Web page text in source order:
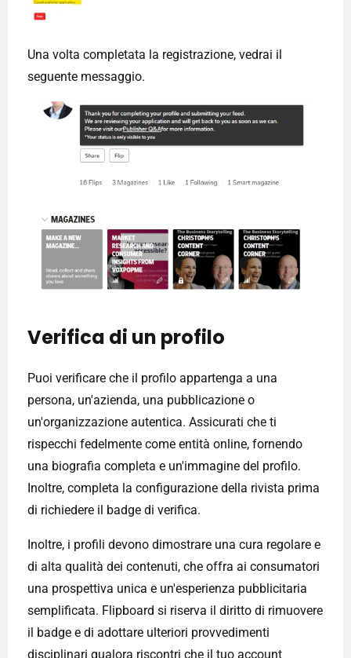
Una volta completata la registrazione, vedrai il
seguente messaggio.
Verifica di un profilo
Puoi verificare che il profilo appartenga a una
persona, un'azienda, una pubblicazione o
un'organizzazione autentica. Assicurati che ti
rispecchi fedelmente come entità online, fornendo
una biografia completa e un'immagine del profilo.
Inoltre, completa la configurazione della rivista prima
di richiedere il badge di verifica.
Inoltre, i profili devono dimostrare una cura regolare e
di alta qualità dei contenuti, che offra ai consumatori
una prospettiva unica e un'esperienza pubblicitaria
semplificata. Flipboard si riserva il diritto di rimuovere
il badge e di adottare ulteriori provvedimenti
disciplinari qualora riscontri che il tuo account